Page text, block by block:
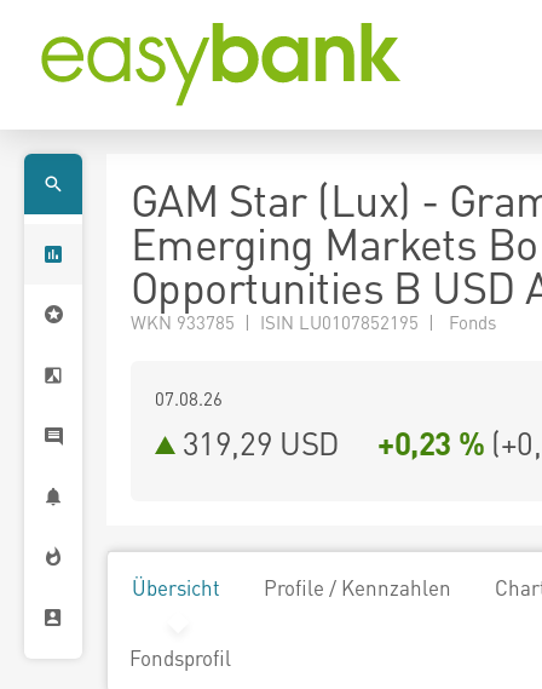
GAM Star (Lux) -
Emerging Markets
Opportunities B USD
WKN 933785 | ISIN LU0107852195 | Fonds
07.08.26
319,29 USD +0,23 % (
Übersicht Profile / Kennzahlen
Fondsprofil